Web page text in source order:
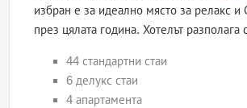
избран е за идеално място за релакс и
през цялата година. Хотелът разполага
44 стандартни стаи
6 делукс стаи
4 апартамента